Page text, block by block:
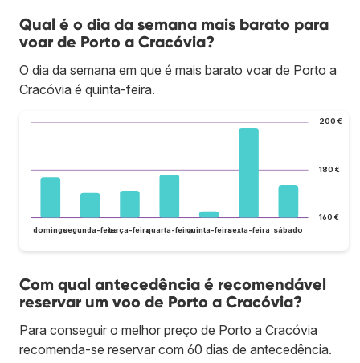
Qual é o dia da semana mais barato para
voar de Porto a Cracóvia?
O dia da semana em que é mais barato voar de Porto a
Cracóvia é quinta-feira.
160 €
180 €
200 €
domingosegunda-feiraterça-feiraquarta-feiraquinta-feirasexta-feira sábado
Com qual antecedência é recomendável
reservar um voo de Porto a Cracóvia?
Para conseguir o melhor preço de Porto a Cracóvia
recomenda-se reservar com 60 dias de antecedência.